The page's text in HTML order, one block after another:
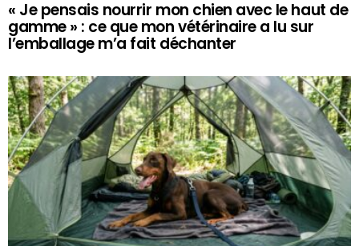
« Je pensais nourrir mon chien avec le haut de
gamme » : ce que mon vétérinaire a lu sur
l’emballage m’a fait déchanter